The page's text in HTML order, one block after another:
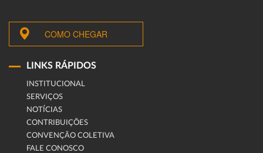
COMO CHEGAR
LINKS RÁPIDOS
INSTITUCIONAL
SERVIÇOS
NOTÍCIAS
CONTRIBUIÇÕES
CONVENÇÃO COLETIVA
FALE CONOSCO